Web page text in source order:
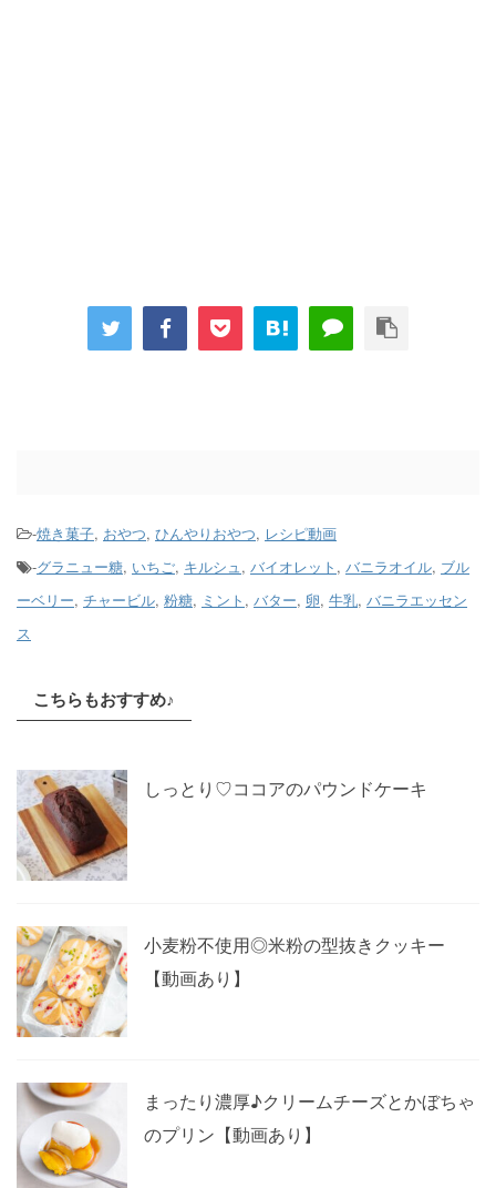
-焼き菓子, おやつ, ひんやりおやつ, レシピ動画
-グラニュー糖, いちご, キルシュ, バイオレット , バニラオイル, ブル
ーベリー, チャービル, 粉糖, ミント , バター, 卵, 牛乳, バニラエッセン
ス
こちらもおすすめ♪
しっとり♡ココアのパウンドケーキ
小麦粉不使用◎米粉の型抜きクッキー
【動画あり】
まったり濃厚♪クリームチーズとかぼちゃ
のプリン【動画あり】